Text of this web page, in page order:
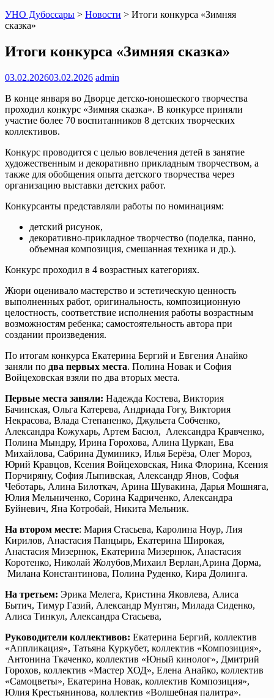
УНО Дубоссары > Новости > Итоги конкурса «Зимняя
сказка»
Итоги конкурса «Зимняя сказка»
03.02.202603.02.2026 admin
В конце января во Дворце детско-юношеского творчества
проходил конкурс «Зимняя сказка». В конкурсе приняли
участие более 70 воспитанников 8 детских творческих
коллективов.
Конкурс проводится с целью вовлечения детей в занятие
художественным и декоративно прикладным творчеством, а
также для обобщения опыта детского творчества через
организацию выставки детских работ.
Конкурсанты представляли работы по номинациям:
детский рисунок,
декоративно-прикладное творчество (поделка, панно,
объемная композиция, смешанная техника и др.).
Конкурс проходил в 4 возрастных категориях.
Жюри оценивало мастерство и эстетическую ценность
выполненных работ, оригинальность, композиционную
целостность, соответствие исполнения работы возрастным
возможностям ребенка; самостоятельность автора при
создании произведения.
По итогам конкурса Екатерина Бергий и Евгения Анайко
заняли по два первых места. Полина Новак и София
Войцеховская взяли по два вторых места.
Первые места заняли: Надежда Костева, Виктория
Бачинская, Ольга Катерева, Андриада Гогу, Виктория
Некрасова, Влада Степаненко, Джульета Собченко,
Александра Кожухарь, Артем Басюл, Александра Кравченко,
Полина Мындру, Ирина Горохова, Алина Цуркан, Ева
Михайлова, Сабрина Думиникэ, Илья Берёза, Олег Мороз,
Юрий Кравцов, Ксения Войцеховская, Ника Флорина, Ксения
Порчиряну, София Лыпивская, Александр Янов, Софья
Чеботарь, Алина Билоткач, Арина Шувакина, Дарья Мошняга,
Юлия Мельниченко, Сорина Кадриченко, Александра
Буйневич, Яна Котробай, Никита Мельник.
На втором месте: Мария Стасьева, Каролина Ноур, Лия
Кирилов, Анастасия Панцырь, Екатерина Широкая,
Анастасия Мизернюк, Екатерина Мизернюк, Анастасия
Коротенко, Николай Жолубов,Михаил Верлан,Арина Дорма,
Милана Константинова, Полина Руденко, Кира Долинга.
На третьем: Эрика Мелега, Кристина Яковлева, Алиса
Бытич, Тимур Газий, Александр Мунтян, Милада Сиденко,
Алиса Тинкул, Александра Стасьева,
Руководители коллективов: Екатерина Бергий, коллектив
«Аппликация», Татьяна Куркубет, коллектив «Композиция»,
Антонина Ткаченко, коллектив «Юный кинолог», Дмитрий
Горохов, коллектив «Мастер ХОД», Елена Анайко, коллектив
«Самоцветы», Екатерина Новак, коллектив Композиция»,
Юлия Крестьянинова, коллектив «Волшебная палитра».